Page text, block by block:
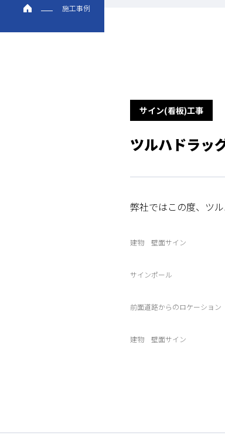
施工事例
サイン(看板)工事
ツルハドラッ
弊社ではこの度、ツ
建物 壁面サイン
サインポール
前面道路からのロケーション
建物 壁面サイン